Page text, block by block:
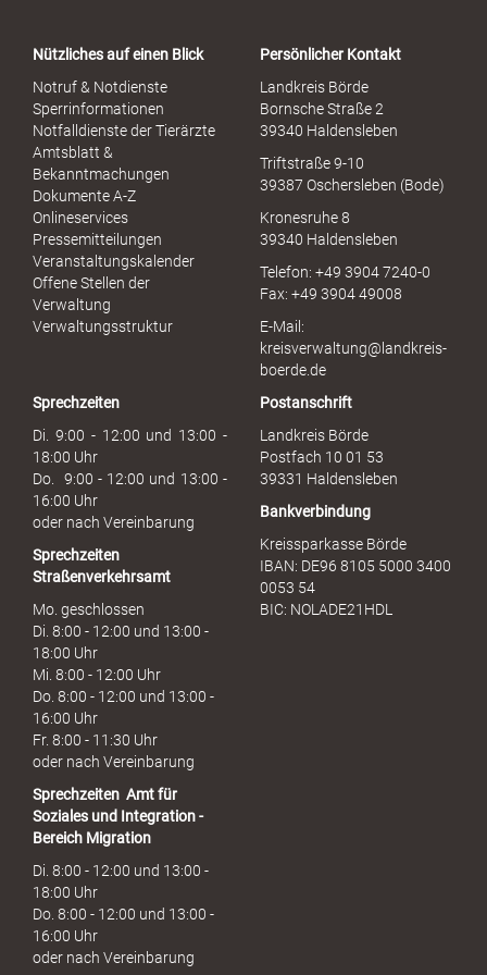
x
u
h
Nützliches auf einen Blick
Notruf & Notdienste
Sperrinformationen
Notfalldienste der Tierärzte
Amtsblatt &
Bekanntmachungen
Dokumente A-Z
Onlineservices
Pressemitteilungen
Veranstaltungskalender
Offene Stellen der
Verwaltung
Verwaltungsstruktur
Persönlicher Kontakt
Landkreis Börde
Bornsche Straße 2
39340 Haldensleben
Triftstraße 9-10
39387 Oschersleben (Bode)
Kronesruhe 8
39340 Haldensleben
Telefon: +49 3904 7240-0
Fax: +49 3904 49008
E-Mail:
kreisverwaltung@landkreis-
boerde.de
Sprechzeiten
Di. 9:00 - 12:00 und 13:00 -
18:00 Uhr
Do. 9:00 - 12:00 und 13:00 -
16:00 Uhr
oder nach Vereinbarung
Sprechzeiten
Straßenverkehrsamt
Mo. geschlossen
Di. 8:00 - 12:00 und 13:00 -
18:00 Uhr
Mi. 8:00 - 12:00 Uhr
Do. 8:00 - 12:00 und 13:00 -
16:00 Uhr
Fr. 8:00 - 11:30 Uhr
oder nach Vereinbarung
Sprechzeiten Amt für
Soziales und Integration -
Bereich Migration
Di. 8:00 - 12:00 und 13:00 -
18:00 Uhr
Do. 8:00 - 12:00 und 13:00 -
16:00 Uhr
oder nach Vereinbarung
Postanschrift
Landkreis Börde
Postfach 10 01 53
39331 Haldensleben
Bankverbindung
Kreissparkasse Börde
IBAN: DE96 8105 5000 3400
0053 54
BIC: NOLADE21HDL